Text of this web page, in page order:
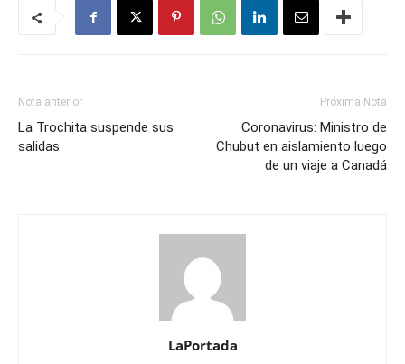
Nota anterior
La Trochita suspende sus
salidas
Próxima Nota
Coronavirus: Ministro de
Chubut en aislamiento luego
de un viaje a Canadá
LaPortada